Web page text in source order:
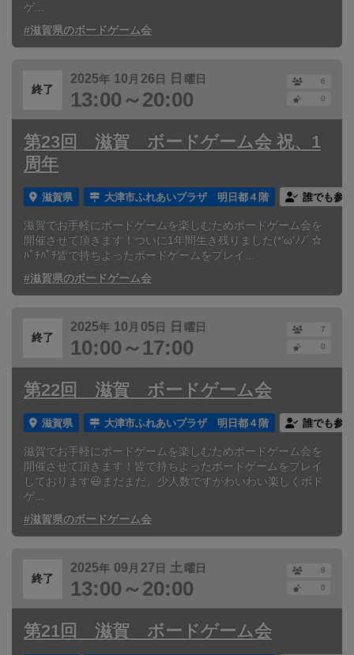
ゲ...
#滋賀県のボードゲーム会
終了
2025年 10 月 26 日 日 曜日
13:00～20:00
6
0
第23回 滋賀 ボードゲーム会 祝、1
周年
滋賀県 大津市ふれあいプラザ 明日都４階 誰でも参加
滋賀でお手軽にボードゲームを楽しむためボードゲーム会を
開催させて頂きます！ついに1年間生き残りました(*’ω’ﾉﾉﾞ☆
ﾊﾟﾁﾊﾟﾁ皆で持ちよったボードゲームをプレイ...
#滋賀県のボードゲーム会
終了
2025年 10 月 05 日 日 曜日
10:00～17:00
7
0
第22回 滋賀 ボードゲーム会
滋賀県 大津市ふれあいプラザ 明日都４階 誰でも参加
滋賀でお手軽にボードゲームを楽しむためボードゲーム会を
開催させて頂きます！皆で持ちよったボードゲームをプレイ
しております😆まだまだ、少人数ですがわいわい楽しくボド
ゲ...
#滋賀県のボードゲーム会
終了
2025年 09 月 27 日 土 曜日
13:00～20:00
8
0
第21回 滋賀 ボードゲーム会